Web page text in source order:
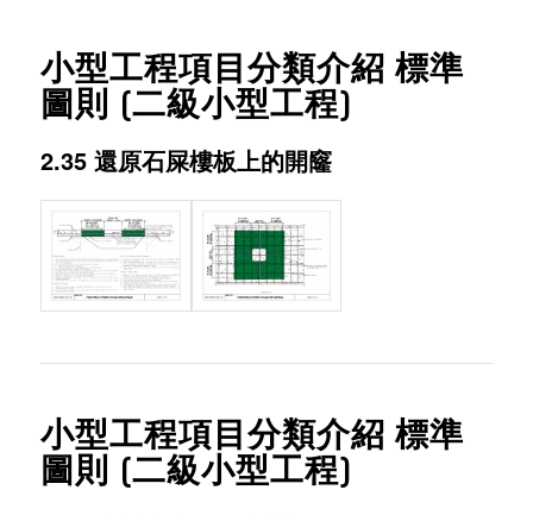
小型工程項目分類介紹 標準
圖則 (二級小型工程)
2.35 還原石屎樓板上的開窿
小型工程項目分類介紹 標準
圖則 (二級小型工程)